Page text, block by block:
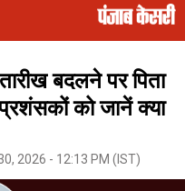
बदलने पर पिता
को जानें क्या
2026 - 12:13 PM (IST)